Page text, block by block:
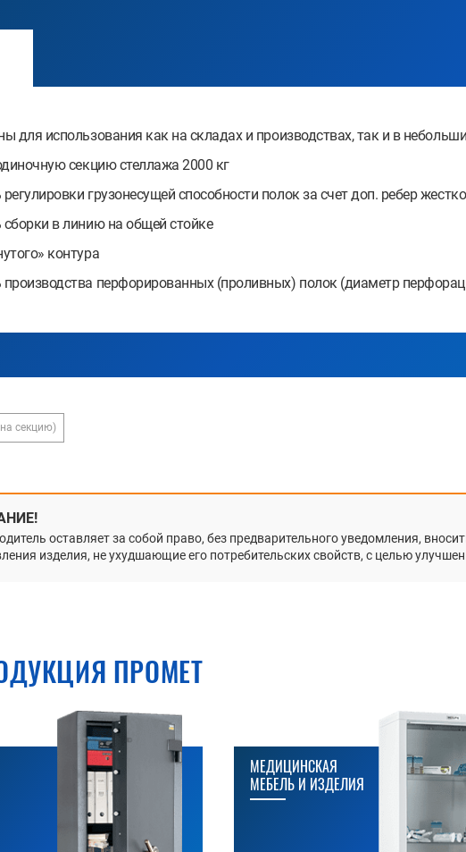
для использования как на складах и производствах, так и в
секцию стеллажа 2000 кг
грузонесущей способности полок за счет доп. ребер
в линию на общей стойке
контура
перфорированных (проливных) полок (диаметр
секцию)
оставляет за собой право, без предварительного уведомления,
изделия, не ухудшающие его потребительских свойств, с целью
ПРОМЕТ
МЕДИЦИНСКАЯ
МЕБЕЛЬ И ИЗДЕЛИЯ